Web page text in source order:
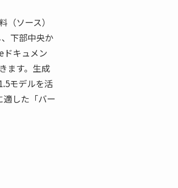
ソース）
下部中央か
ドキュメン
ます。生成
モデルを活
した「バー